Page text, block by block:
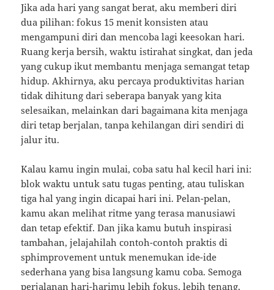
Jika ada hari yang sangat berat, aku memberi diri
dua pilihan: fokus 15 menit konsisten atau
mengampuni diri dan mencoba lagi keesokan hari.
Ruang kerja bersih, waktu istirahat singkat, dan jeda
yang cukup ikut membantu menjaga semangat tetap
hidup. Akhirnya, aku percaya produktivitas harian
tidak dihitung dari seberapa banyak yang kita
selesaikan, melainkan dari bagaimana kita menjaga
diri tetap berjalan, tanpa kehilangan diri sendiri di
jalur itu.
Kalau kamu ingin mulai, coba satu hal kecil hari ini:
blok waktu untuk satu tugas penting, atau tuliskan
tiga hal yang ingin dicapai hari ini. Pelan-pelan,
kamu akan melihat ritme yang terasa manusiawi
dan tetap efektif. Dan jika kamu butuh inspirasi
tambahan, jelajahilah contoh-contoh praktis di
sphimprovement untuk menemukan ide-ide
sederhana yang bisa langsung kamu coba. Semoga
perjalanan hari-harimu lebih fokus, lebih tenang,